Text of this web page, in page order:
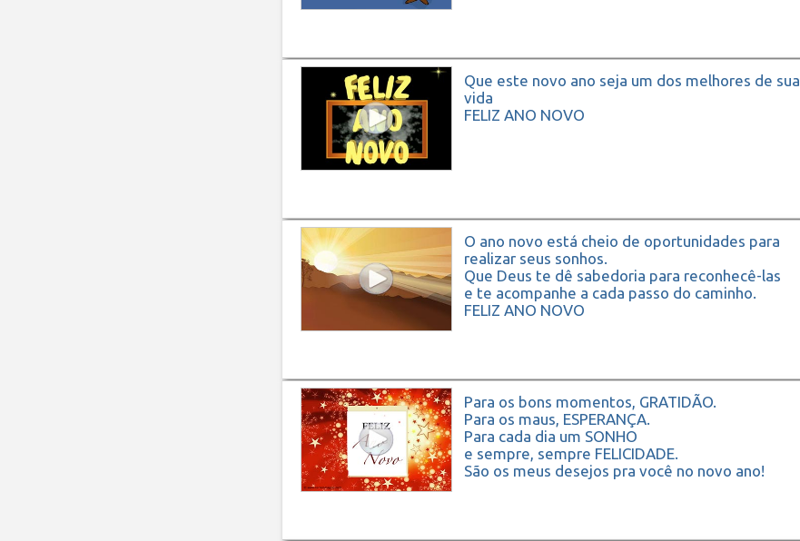
Que este novo ano seja um dos melhores de sua
vida
FELIZ ANO NOVO
O ano novo está cheio de oportunidades para
realizar seus sonhos.
Que Deus te dê sabedoria para reconhecê-las
e te acompanhe a cada passo do caminho.
FELIZ ANO NOVO
Para os bons momentos, GRATIDÃO.
Para os maus, ESPERANÇA.
Para cada dia um SONHO
e sempre, sempre FELICIDADE.
São os meus desejos pra você no novo ano!